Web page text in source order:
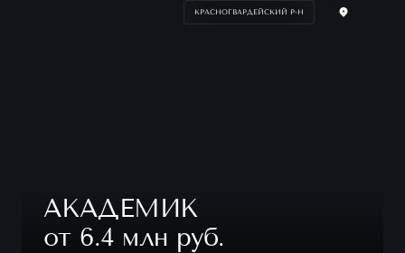
КРАСНОГВАРДЕЙСКИЙ Р-Н
АКАДЕМИК
от 6.4 млн руб.